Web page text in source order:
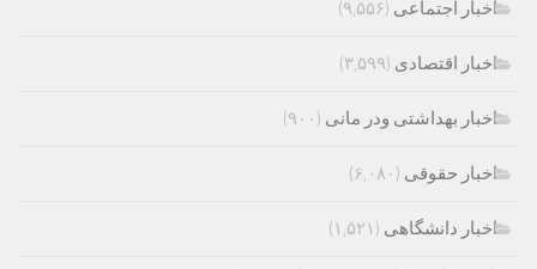
اخبار اجتماعی (۹,۵۵۶)
اخبار اقتصادی (۳,۵۹۹)
اخبار بهداشتی ودر مانی (۹۰۰)
اخبار حقوقی (۶,۰۸۰)
اخبار دانشگاهی (۱,۵۲۱)